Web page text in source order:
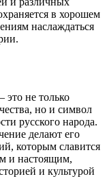
в хорошем
наслаждаться
не только
но и символ
русского народа.
делают его
которым славится
и настоящим,
и культурой